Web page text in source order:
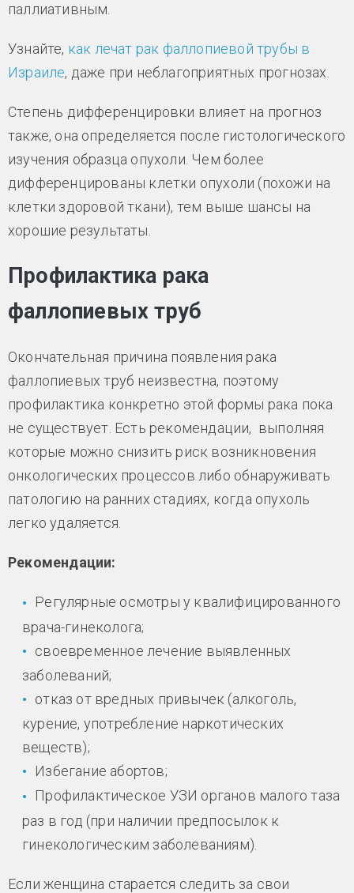
паллиативным.
Узнайте, как лечат рак фаллопиевой трубы в
Израиле, даже при неблагоприятных прогнозах.
Степень дифференцировки влияет на прогноз
также, она определяется после гистологического
изучения образца опухоли. Чем более
дифференцированы клетки опухоли (похожи на
клетки здоровой ткани), тем выше шансы на
хорошие результаты.
Профилактика рака
фаллопиевых труб
Окончательная причина появления рака
фаллопиевых труб неизвестна, поэтому
профилактика конкретно этой формы рака пока
не существует. Есть рекомендации, выполняя
которые можно снизить риск возникновения
онкологических процессов либо обнаруживать
патологию на ранних стадиях, когда опухоль
легко удаляется.
Рекомендации:
Регулярные осмотры у квалифицированного
врача-гинеколога;
своевременное лечение выявленных
заболеваний;
отказ от вредных привычек (алкоголь,
курение, употребление наркотических
веществ);
Избегание абортов;
Профилактическое УЗИ органов малого таза
раз в год (при наличии предпосылок к
гинекологическим заболеваниям).
Если женщина старается следить за свои